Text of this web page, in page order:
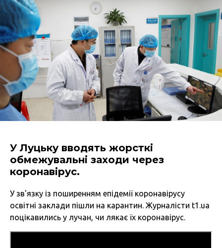
У Луцьку вводять жорсткі
обмежувальні заходи через
коронавірус.
У зв'язку із поширенням епідемії коронавірусу
освітні заклади пішли на карантин. Журналісти t1.ua
поцікавились у лучан, чи лякає їх коронавірус.